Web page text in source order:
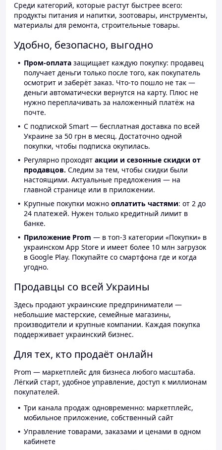
Среди категорий, которые растут быстрее всего:
продукты питания и напитки, зоотовары, инструменты,
материалы для ремонта, строительные товары.
Удобно, безопасно, выгодно
Пром-оплата защищает каждую покупку: продавец
получает деньги только после того, как покупатель
осмотрит и заберёт заказ. Что-то пошло не так —
деньги автоматически вернутся на карту. Плюс не
нужно переплачивать за наложенный платёж на
почте.
С подпиской Smart — бесплатная доставка по всей
Украине за 50 грн в месяц. Достаточно одной
покупки, чтобы подписка окупилась.
Регулярно проходят акции и сезонные скидки от
продавцов. Следим за тем, чтобы скидки были
настоящими. Актуальные предложения — на
главной странице или в приложении.
Крупные покупки можно оплатить частями: от 2 до
24 платежей. Нужен только кредитный лимит в
банке.
Приложение Prom — в топ-3 категории «Покупки» в
украинском App Store и имеет более 10 млн загрузок
в Google Play. Покупайте со смартфона где и когда
угодно.
Продавцы со всей Украины
Здесь продают украинские предприниматели —
небольшие мастерские, семейные магазины,
производители и крупные компании. Каждая покупка
поддерживает украинский бизнес.
Для тех, кто продаёт онлайн
Prom — маркетплейс для бизнеса любого масштаба.
Лёгкий старт, удобное управление, доступ к миллионам
покупателей.
Три канала продаж одновременно: маркетплейс,
мобильное приложение, собственный сайт
Управление товарами, заказами и ценами в одном
кабинете